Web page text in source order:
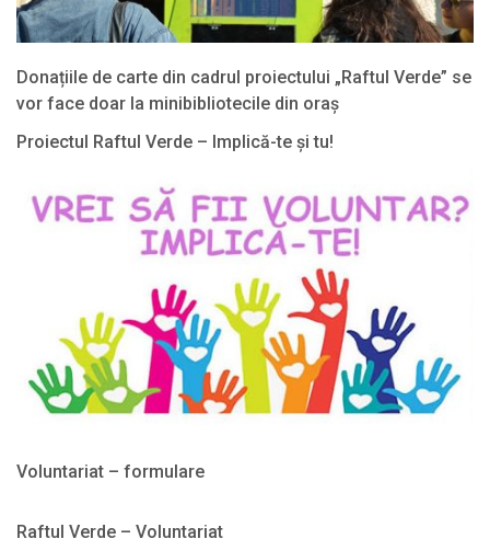
Donațiile de carte din cadrul proiectului „Raftul Verde” se
vor face doar la minibibliotecile din oraș
11-
Proiectul Raftul Verde – Implică-te și tu!
11-
Voluntariat – formulare
11-
Raftul Verde – Voluntariat